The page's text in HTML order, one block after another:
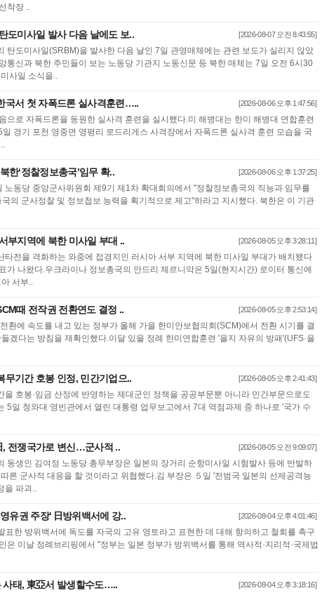
착장 ..
도미사일 발사 다음 날에도 보.. [2026-08-07 오전 8:43:55]
탄도미사일(SRBM)을 발사한 다음 날인 7일 관영매체에는 관련 보도가 실리지 않았
통신과 북한 주민들이 보는 노동당 기관지 노동신문 등 북한 매체는 7일 오전 6시30
사일 소식을..
국서 첫 자폭드론 실사격훈련….. [2026-08-06 오후 1:47:56]
으로 자폭드론을 동원한 실사격 훈련을 실시했다.미 해병대는 한미 해병대 연합훈련
경기 포천 영중면 영평리 로드리게스 사격장에서 자폭드론 실사격 훈련 모습을 국
한‘정찰정보총국’임무 확.. [2026-08-06 오후 1:37:25]
노동당 중앙군사위원회 제9기 제1차 확대회의에서 "정찰정보총국의 직능과 임무를
의 군사정찰 및 정보첩보 능력을 획기적으로 제고"하라고 지시했다. 북한은 이 기관
부지역에 북한 미사일 부대 .. [2026-08-05 오후 3:28:11]
타전을 격화하는 와중에 접경지인 러시아 서부 지역에 북한 미사일 부대가 배치됐다
가 나왔다.우크라이나 정보총국의 안드리 체르니악은 5일(현지시간) 로이터 통신에
서부..
때 전작권 전환연도 결정 .. [2026-08-05 오후 2:53:14]
환에 속도를 내고 있는 정부가 올해 가을 한미안보협의회(SCM)에서 전환 시기를 결
겠다는 방침을 재확인했다.이달 있을 정례 한미연합훈련 '을지 자유의 방패'(UFS·을
무기간 호봉 인정, 민간기업으.. [2026-08-05 오후 2:41:43]
을 호봉·임금 산정에 반영하는 제대군인 정책을 공공부문뿐 아니라 민간부문으로도
5일 청와대 영빈관에서 열린 대통령 업무보고에서 7대 역점과제 중 하나로 '국가 수
, 전쟁국가로 변신…군사적 .. [2026-08-05 오전 9:09:07]
동생인 김여정 노동당 총무부장은 일본의 장거리 순항미사일 시험발사 등에 반발하
른 군사적 대응을 할 것이라고 위협했다.김 부장은 ５일 '전범국 일본의 선제공격능
을 파괴..
유권 주장' 日방위백서에 강.. [2026-08-04 오후 4:01:46]
표한 방위백서에 독도를 자국의 고유 영토라고 표현한 데 대해 항의하고 철회를 촉구
은 이날 정례브리핑에서 "정부는 일본 정부가 방위백서를 통해 역사적·지리적·국제법
태, 東亞서 발생할수도….. [2026-08-04 오후 3:18:16]